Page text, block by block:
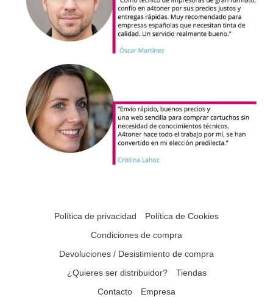
Política de privacidad
Política de Cookies
Condiciones de compra
Devoluciones / Desistimiento de compra
¿Quieres ser distribuidor?
Tiendas
Contacto
Empresa